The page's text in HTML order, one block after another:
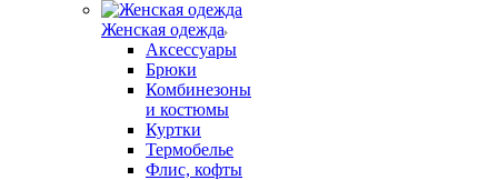
Женская одежда
Аксессуары
Брюки
Комбинезоны
и костюмы
Куртки
Термобелье
Флис, кофты